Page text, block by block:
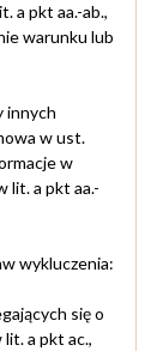
a pkt aa.-ab.,
warunku lub
innych
w ust.
w
lit. a pkt aa.-
wykluczenia:
się o
a pkt ac.,